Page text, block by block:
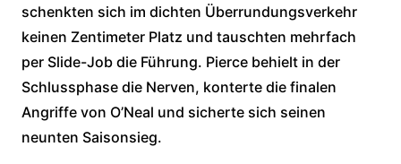
schenkten sich im dichten Überrundungsverkehr
keinen Zentimeter Platz und tauschten mehrfach
per Slide-Job die Führung. Pierce behielt in der
Schlussphase die Nerven, konterte die finalen
Angriffe von O’Neal und sicherte sich seinen
neunten Saisonsieg.